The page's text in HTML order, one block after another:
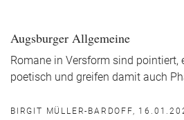
Augsburger Allgemeine
Romane in Versform sind pointiert,
poetisch und greifen damit auch
BIRGIT MÜLLER-BARDOFF,